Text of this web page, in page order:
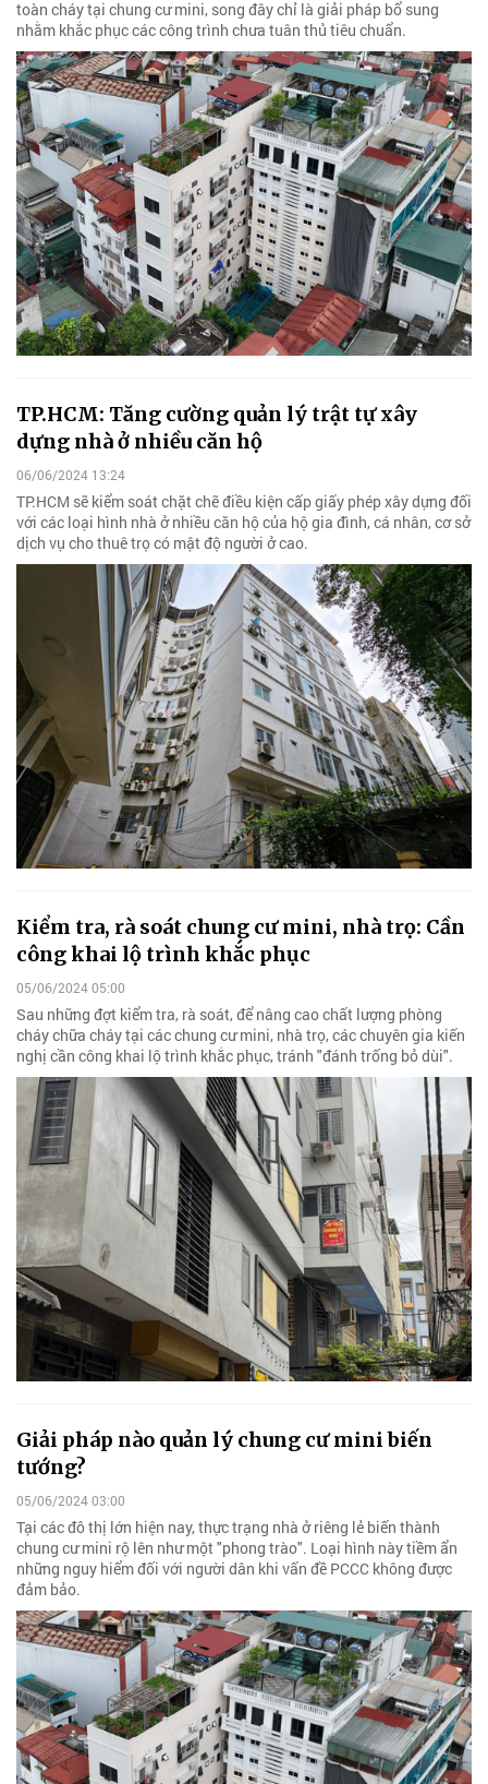
toàn cháy tại chung cư mini, song đây chỉ là giải pháp bổ sung
nhằm khắc phục các công trình chưa tuân thủ tiêu chuẩn.
TP.HCM: Tăng cường quản lý trật tự xây
dựng nhà ở nhiều căn hộ
06/06/2024 13:24
TP.HCM sẽ kiểm soát chặt chẽ điều kiện cấp giấy phép xây dựng đối
với các loại hình nhà ở nhiều căn hộ của hộ gia đình, cá nhân, cơ sở
dịch vụ cho thuê trọ có mật độ người ở cao.
Kiểm tra, rà soát chung cư mini, nhà trọ: Cần
công khai lộ trình khắc phục
05/06/2024 05:00
Sau những đợt kiểm tra, rà soát, để nâng cao chất lượng phòng
cháy chữa cháy tại các chung cư mini, nhà trọ, các chuyên gia kiến
nghị cần công khai lộ trình khắc phục, tránh "đánh trống bỏ dùi".
Giải pháp nào quản lý chung cư mini biến
tướng?
05/06/2024 03:00
Tại các đô thị lớn hiện nay, thực trạng nhà ở riêng lẻ biến thành
chung cư mini rộ lên như một "phong trào". Loại hình này tiềm ẩn
những nguy hiểm đối với người dân khi vấn đề PCCC không được
đảm bảo.